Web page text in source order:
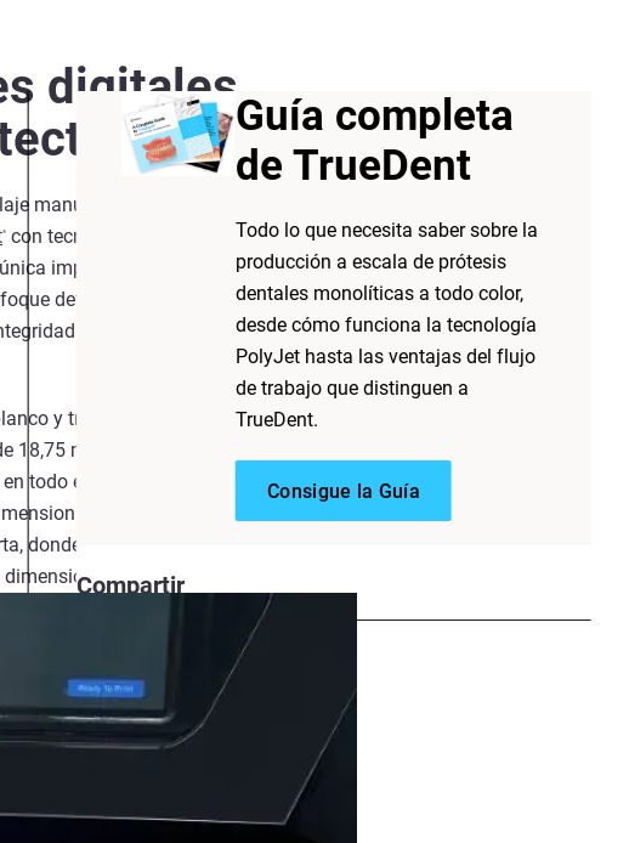
Guía completa
de TrueDent
Todo lo que necesita saber sobre la
producción a escala de prótesis
dentales monolíticas a todo color,
desde cómo funciona la tecnología
PolyJet hasta las ventajas del flujo
de trabajo que distinguen a
TrueDent.
Consigue la Guía
Compartir
digitales
manual de la fabricación de prótesis
®
con tecnología de inyección
impresión continua, sin interfaz
define un nuevo estándar en la
estructural, precisión y
y transparente) a través de
micras. Los patrones precisos de
todo el volumen de impresión. La
y la deformación durante el
donde la variación de la tensión